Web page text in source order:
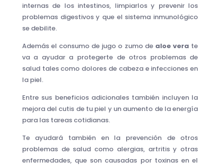
internas de los intestinos, limpiarlos y prevenir los
problemas digestivos y que el sistema inmunológico
se debilite.
Además el consumo de jugo o zumo de aloe vera te
va a ayudar a protegerte de otros problemas de
salud tales como dolores de cabeza e infecciones en
la piel.
Entre sus beneficios adicionales también incluyen la
mejora del cutis de tu piel y un aumento de la energía
para las tareas cotidianas.
Te ayudará también en la prevención de otros
problemas de salud como alergias, artritis y otras
enfermedades, que son causadas por toxinas en el